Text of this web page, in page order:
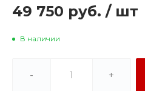
49 750 руб. / шт
В наличии
- +